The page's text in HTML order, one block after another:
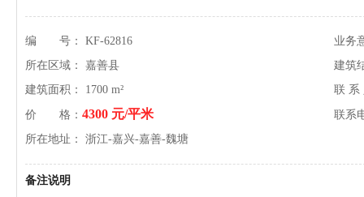
编 号： KF-62816
业务
所在区域： 嘉善县
建筑
建筑面积： 1700 m²
联 系
价 格： 4300 元/平米
联系
所在地址： 浙江-嘉兴-嘉善-魏塘
备注说明